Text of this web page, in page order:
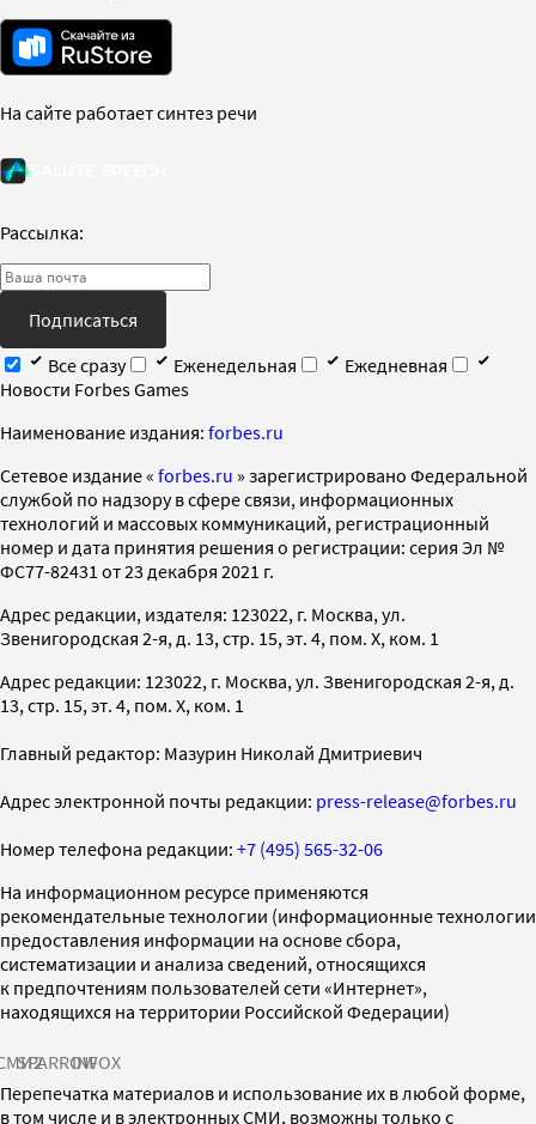
На сайте работает синтез речи
Рассылка:
Подписаться
Все сразу
Еженедельная
Ежедневная
Новости Forbes Games
Наименование издания: forbes.ru
Cетевое издание « forbes.ru » зарегистрировано Федеральной
службой по надзору в сфере связи, информационных
технологий и массовых коммуникаций, регистрационный
номер и дата принятия решения о регистрации: серия Эл №
ФС77-82431 от 23 декабря 2021 г.
Адрес редакции, издателя: 123022, г. Москва, ул.
Звенигородская 2-я, д. 13, стр. 15, эт. 4, пом. X, ком. 1
Адрес редакции: 123022, г. Москва, ул. Звенигородская 2-я, д.
13, стр. 15, эт. 4, пом. X, ком. 1
Главный редактор: Мазурин Николай Дмитриевич
Адрес электронной почты редакции: press-release@forbes.ru
Номер телефона редакции: +7 (495) 565-32-06
На информационном ресурсе применяются
рекомендательные технологии (информационные технологии
предоставления информации на основе сбора,
систематизации и анализа сведений, относящихся
к предпочтениям пользователей сети «Интернет»,
находящихся на территории Российской Федерации)
SPARROWINFOX
Перепечатка материалов и использование их в любой форме,
в том числе и в электронных СМИ, возможны только с